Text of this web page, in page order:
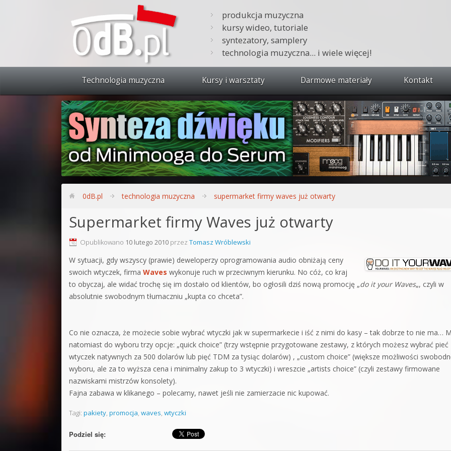
produkcja muzyczna
kursy wideo, tutoriale
syntezatory, samplery
technologia muzyczna... i wiele więcej!
Technologia muzyczna Kursy i warsztaty
Zobacz wszystkie kursy i warsztaty
Synteza dźwięku 🔥
Produkcja muzyczna w praktyce
Bitwig Studio od podstaw
Sound Forge od podstaw
Kontakt 5 Kompendium
Pakiety
Darmowe materiały Kontakt
0dB.pl technologia muzyczna supermarket firmy waves już otwarty
Supermarket firmy Waves już otwarty
Opublikowano 10 lutego 2010 przez Tomasz Wróblewski
W sytuacji, gdy wszyscy (prawie) deweloperzy oprogramowania audio obniżają ceny
swoich wtyczek, firma Waves wykonuje ruch w przeciwnym kierunku. No cóż, co kraj
to obyczaj, ale widać trochę się im dostało od klientów, bo ogłosili dziś nową promocję „do it your Waves„, czyli w
absolutnie swobodnym tłumaczniu „kupta co chceta”.
Co nie oznacza, że możecie sobie wybrać wtyczki jak w supermarkecie i iść z nimi do kasy – tak dobrze to nie ma…
natomiast do wyboru trzy opcje: „quick choice” (trzy wstępnie przygotowane zestawy, z których możesz wybrać pieć
wtyczek natywnych za 500 dolarów lub pięć TDM za tysiąc dolarów) , „custom choice” (większe możliwości
wyboru, ale za to wyższa cena i minimalny zakup to 3 wtyczki) i wreszcie „artists choice” (czyli zestawy firmowane
nazwiskami mistrzów konsolety).
Fajna zabawa w klikanego – polecamy, nawet jeśli nie zamierzacie nic kupować.
Tagi: pakiety, promocja, waves, wtyczki
Podziel się: